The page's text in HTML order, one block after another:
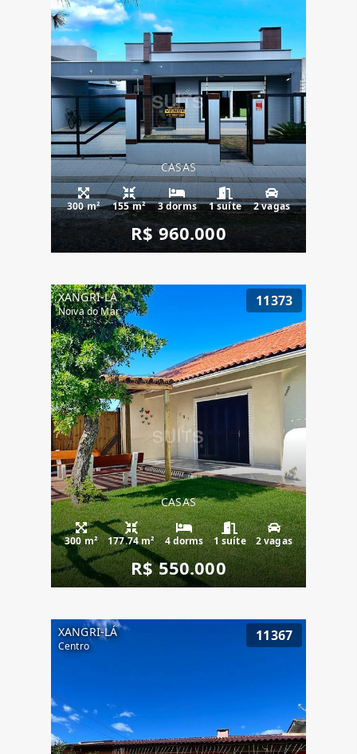
CASAS
300 m² 155 m² 3 dorms 1 suíte 2 vagas
R$ 960.000
XANGRI-LÁ
Noiva do Mar
11373
CASAS
300 m² 177.74 m² 4 dorms 1 suíte 2 vagas
R$ 550.000
XANGRI-LÁ
Centro
11367